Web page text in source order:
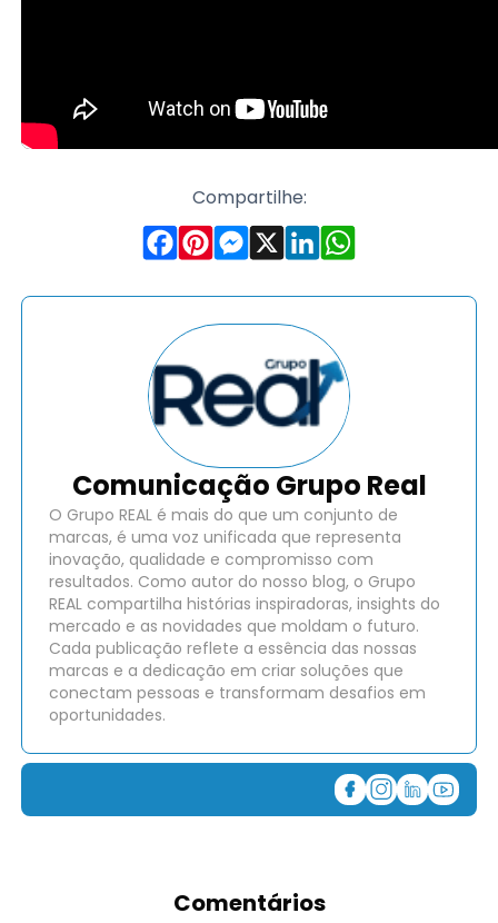
Compartilhe:
Comunicação Grupo Real
O Grupo REAL é mais do que um conjunto de
marcas, é uma voz unificada que representa
inovação, qualidade e compromisso com
resultados. Como autor do nosso blog, o Grupo
REAL compartilha histórias inspiradoras, insights do
mercado e as novidades que moldam o futuro.
Cada publicação reflete a essência das nossas
marcas e a dedicação em criar soluções que
conectam pessoas e transformam desafios em
oportunidades.
Comentários